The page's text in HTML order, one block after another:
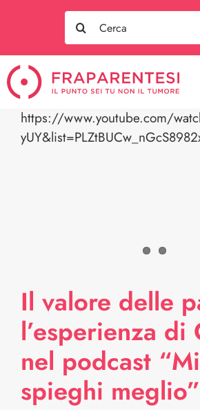
Search
for:
https://www.youtube.com/
Il valore delle
l’esperienza di
nel podcast “Mi
spieghi meglio”